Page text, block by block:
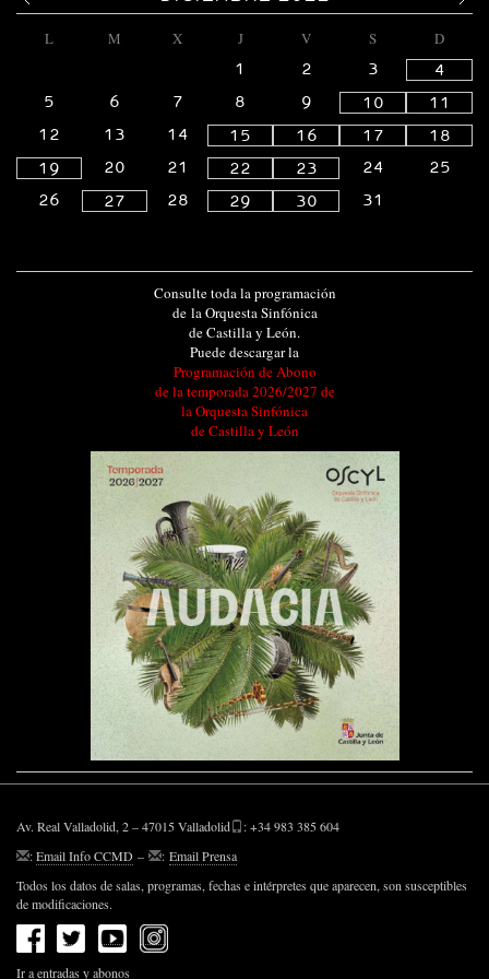
L M X J V S
D
1
2 3
4
5
6 7 8 9 10
11
12
13 14 15 16 17
18
19
20 21 22 23 24
25
26
27 28 29 30 31
Consulte toda la programación
de la Orquesta Sinfónica
de Castilla y León.
Puede descargar la
Programación de Abono
de la temporada 2026/2027 de
la Orquesta Sinfónica
de Castilla y León
Av. Real Valladolid, 2 – 47015 Valladolid
: +34 983 385 604
:Email Info CCMD – : Email Prensa
Todos los datos de salas, programas, fechas e intérpretes que aparecen, son susceptibles
de modificaciones.
Ir a entradas y abonos